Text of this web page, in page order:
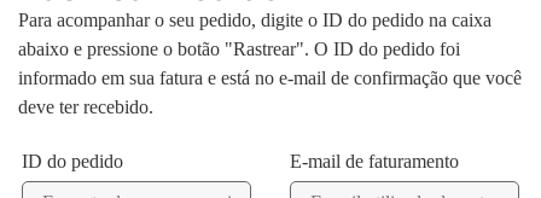
Para acompanhar o seu pedido, digite o ID do pedido na caixa
abaixo e pressione o botão "Rastrear". O ID do pedido foi
informado em sua fatura e está no e-mail de confirmação que você
deve ter recebido.
ID do pedido E-mail de faturamento